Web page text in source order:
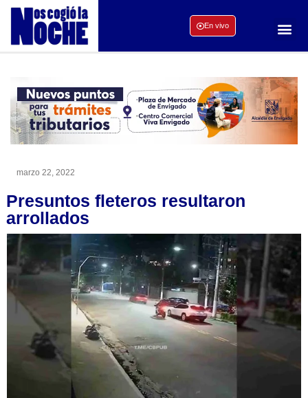
En vivo
marzo 22, 2022
Presuntos fleteros resultaron
arrollados